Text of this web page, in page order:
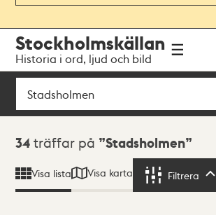
navigationen
huvudinnehållet
Stockholmskällan
Historia i ord, ljud och bild
Sök
Sökresultat
34 träffar på Stadsholmen
Visa lista Visa karta Filtrera